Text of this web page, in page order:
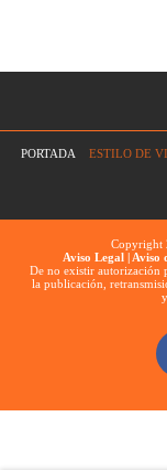
PORTADA ESTILO DE
Copyright
Aviso Legal | Aviso
De no existir autorización
la publicación,